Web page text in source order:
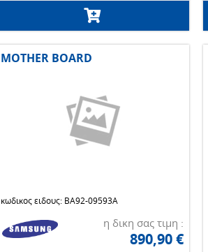
MOTHER BOARD
κωδικος ειδους: BA92-09593A
η δικη σας τιμη :
890,90 €